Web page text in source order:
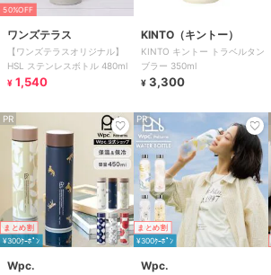
50%OFF
ワンズテラス
【ワンズテラスオリジナル】
HSL ステンレスボトル 480ml
¥ 1,540
KINTO（キントー）
KINTO キントー トラベルタン
ブラー 350ml
¥ 3,300
PR
まとめ割
¥300ｸｰﾎﾟﾝ
Wpc.
PR
まとめ割
¥300ｸｰﾎﾟﾝ
Wpc.